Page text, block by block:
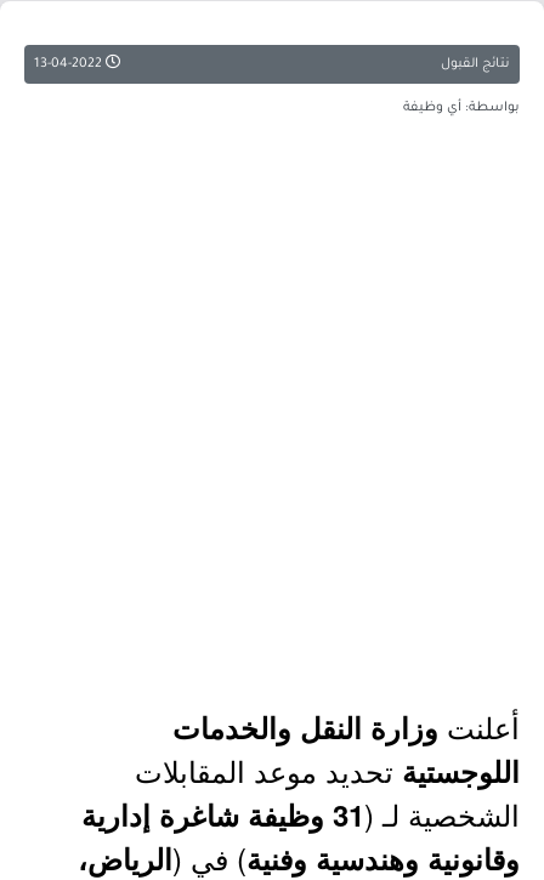
نتائج القبول
بواسطة: أي وظيفة
أعلنت وزارة النقل والخدمات
اللوجستية تحديد موعد المقابلات
الشخصية لـ (
31 وظيفة شاغرة إدارية
وقانونية وهندسية وفنية) في (الرياض،